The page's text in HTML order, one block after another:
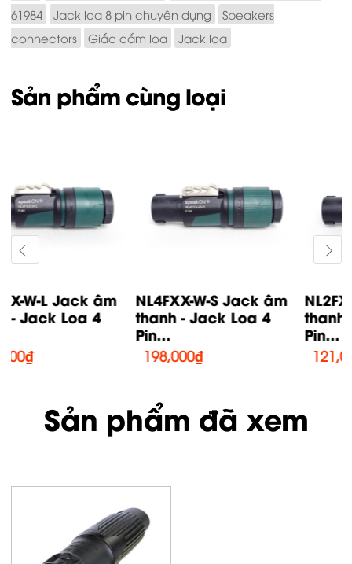
61984
Jack loa 8 pin chuyên dụng
Speakers
connectors
Giắc cắm loa Jack loa
Sản phẩm cùng loại
NL4FXX-W-S Jack âm
thanh - Jack Loa 4
198,000
NL2FXX-W-S Jack âm
thanh - Jack Loa 2
121,000
Sản phẩm đã xem